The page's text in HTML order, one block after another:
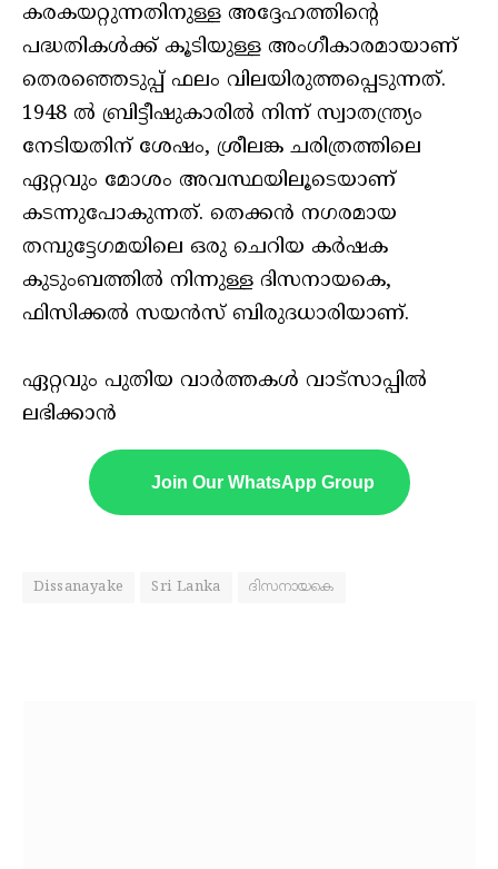
കരകയറ്റുന്നതിനുള്ള അദ്ദേഹത്തിൻ്റെ
പദ്ധതികൾക്ക് കൂടിയുള്ള അംഗീകാരമായാണ്
തെരഞ്ഞെടുപ്പ് ഫലം വിലയിരുത്തപ്പെടുന്നത്.
1948 ൽ ബ്രിട്ടീഷുകാരിൽ നിന്ന് സ്വാതന്ത്ര്യം
നേടിയതിന് ശേഷം, ശ്രീലങ്ക ചരിത്രത്തിലെ
ഏറ്റവും മോശം അവസ്ഥയിലൂടെയാണ്
കടന്നുപോകുന്നത്. തെക്കൻ നഗരമായ
തമ്പുട്ടേഗമയിലെ ഒരു ചെറിയ കർഷക
കുടുംബത്തിൽ നിന്നുള്ള ദിസനായകെ,
ഫിസിക്കൽ സയൻസ് ബിരുദധാരിയാണ്.
ഏറ്റവും പുതിയ വാർത്തകൾ വാട്സാപ്പിൽ
ലഭിക്കാൻ
Join Our WhatsApp Group
Dissanayake Sri Lanka ദിസനായകെ